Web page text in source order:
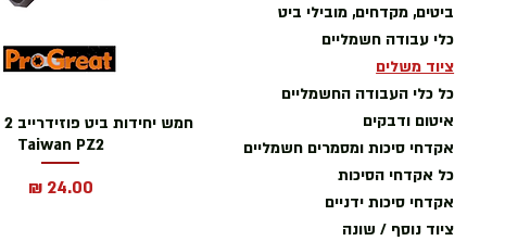
ביטים, מקדחים, מובילי ביט
כלי עבודה חשמליים
ציוד משלים
כל כלי העבודה החשמליים
איטום ודבקים
אקדחי סיכות ומסמרים חשמליים
כל אקדחי הסיכות
אקדחי סיכות ידניים
ציוד נוסף / שונה
Taiwan PZ2
מחיר